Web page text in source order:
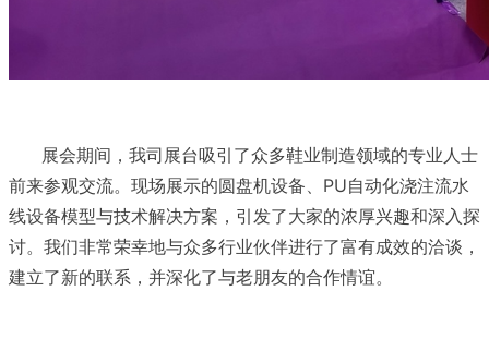
展会期间，我司展台吸引了众多鞋业制造领域的专业人士
前来参观交流。现场展示的圆盘机设备、PU自动化浇注流水
线设备模型与技术解决方案，引发了大家的浓厚兴趣和深入探
讨。我们非常荣幸地与众多行业伙伴进行了富有成效的洽谈，
建立了新的联系，并深化了与老朋友的合作情谊。